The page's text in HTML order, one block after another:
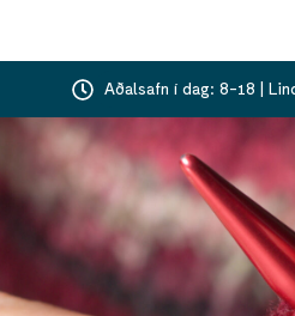
Aðalsafn í dag: 8-18 |